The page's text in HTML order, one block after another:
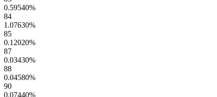
0.59540%
84
1.07630%
85
0.12020%
87
0.03430%
88
0.04580%
90
0.07440%